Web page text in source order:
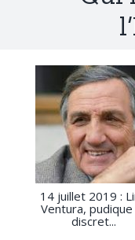
14 juillet 2019 :
Ventura,
discret...